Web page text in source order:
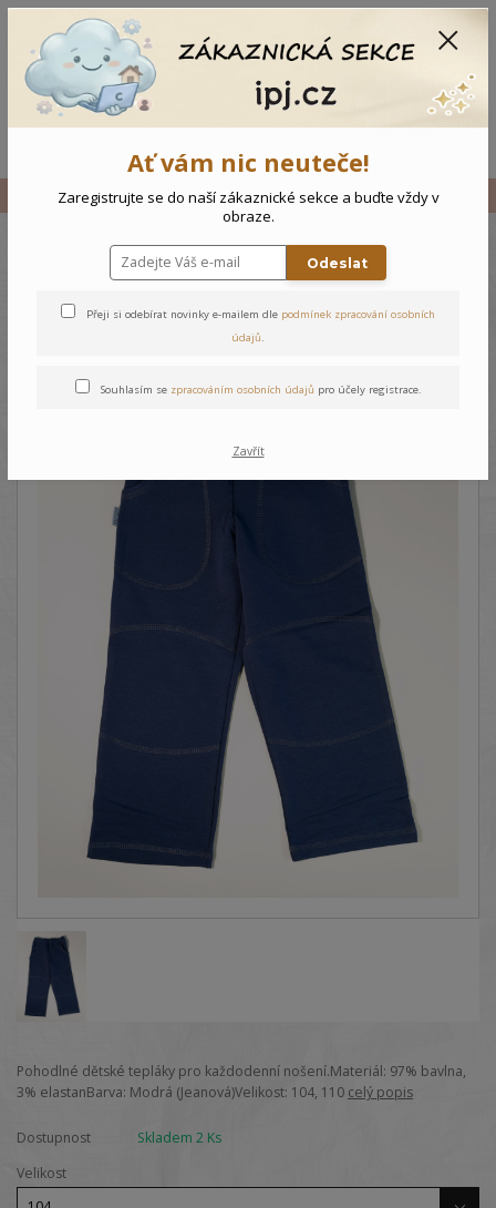
Vše Dětské tepláky
Dětské tepláky
Pohodlné dětské tepláky pro každodenní nošení.Materiál: 97% bavlna,
3% elastanBarva: Modrá (Jeanová)Velikost: 104, 110 celý popis
Dostupnost
Skladem 2 Ks
Velikost
Ať vám nic neuteče!
Zaregistrujte se do naší zákaznické sekce a buďte vždy v
obraze.
Odeslat
Přeji si odebírat novinky e-mailem dle podmínek zpracování osobních
údajů.
Souhlasím se zpracováním osobních údajů pro účely registrace.
Zavřít